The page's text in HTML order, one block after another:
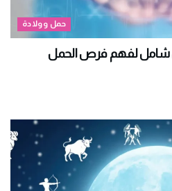
حمل وولادة
شامل لفهم فرص الحمل